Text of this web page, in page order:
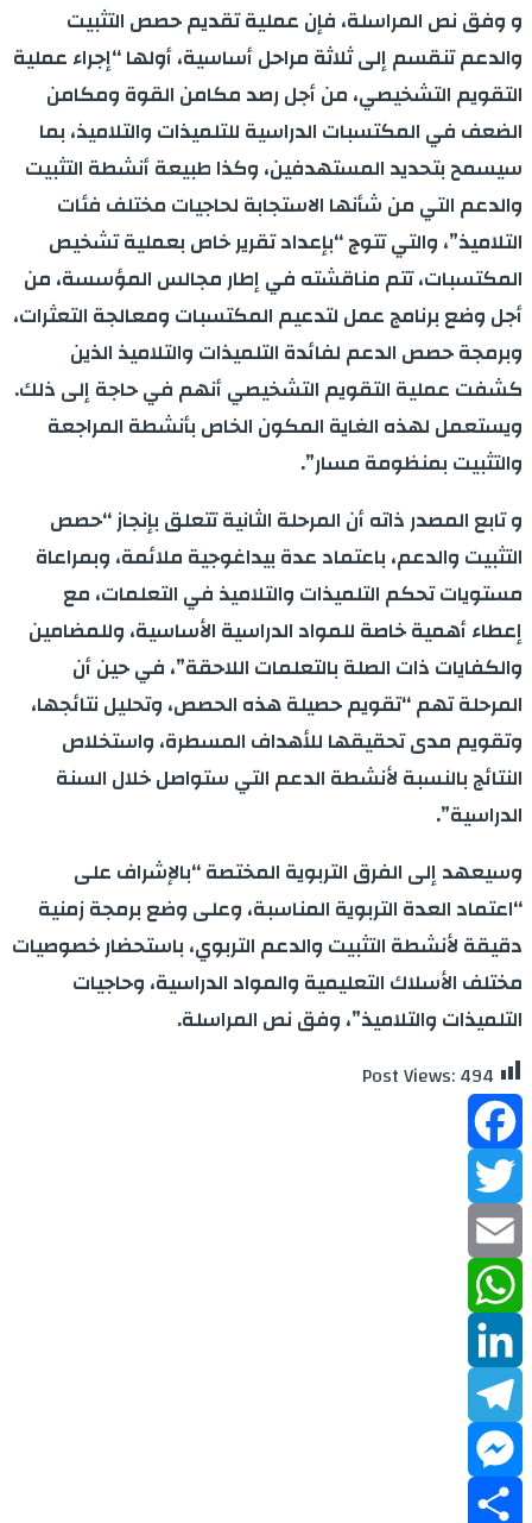
و وفق نص المراسلة، فإن عملية تقديم حصص التثبيت
والدعم تنقسم إلى ثلاثة مراحل أساسية، أولها “إجراء عملية
التقويم التشخيصي، من أجل رصد مكامن القوة ومكامن
الضعف في المكتسبات الدراسية للتلميذات والتلاميذ، بما
سيسمح بتحديد المستهدفين، وكذا طبيعة أنشطة التثبيت
والدعم التي من شأنها الاستجابة لحاجيات مختلف فئات
التلاميذ”، والتي تتوج “بإعداد تقرير خاص بعملية تشخيص
المكتسبات، تتم مناقشته في إطار مجالس المؤسسة، من
أجل وضع برنامج عمل لتدعيم المكتسبات ومعالجة التعثرات،
وبرمجة حصص الدعم لفائدة التلميذات والتلاميذ الذين
كشفت عملية التقويم التشخيصي أنهم في حاجة إلى ذلك.
ويستعمل لهذه الغاية المكون الخاص بأنشطة المراجعة
والتثبيت بمنظومة مسار”.
و تابع المصدر ذاته أن المرحلة الثانية تتعلق بإنجاز “حصص
التثبيت والدعم، باعتماد عدة بيداغوجية ملائمة، وبمراعاة
مستويات تحكم التلميذات والتلاميذ في التعلمات، مع
إعطاء أهمية خاصة للمواد الدراسية الأساسية، وللمضامين
والكفايات ذات الصلة بالتعلمات اللاحقة”، في حين أن
المرحلة تهم “تقويم حصيلة هذه الحصص، وتحليل نتائجها،
وتقويم مدى تحقيقها للأهداف المسطرة، واستخلاص
النتائج بالنسبة لأنشطة الدعم التي ستواصل خلال السنة
الدراسية”.
وسيعهد إلى الفرق التربوية المختصة “بالإشراف على
“اعتماد العدة التربوية المناسبة، وعلى وضع برمجة زمنية
دقيقة لأنشطة التثبيت والدعم التربوي، باستحضار خصوصيات
مختلف الأسلاك التعليمية والمواد الدراسية، وحاجيات
التلميذات والتلاميذ”، وفق نص المراسلة.
Post Views:494
Facebook
Twitter
Email
WhatsApp
LinkedIn
Telegram
Messenger